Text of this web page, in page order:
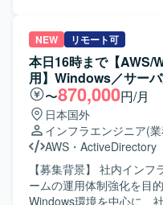
しいです。 新しいツール
前向きに取り組んでいただ
ジションの魅力】 大規模
て、標準化モデルやIaC実
わることができます。
イズ向けミドルウェアや
ールを実務で活用しなが
複数のOSや各種ミドルウ
要素に触れることで、イ
リア形成につなげていただけます。 【
RHEL、OracleLinux、
リティ専門家の指示のも
しながら、システム・IT
いただきます。自社IT環
ウド、ID管理、エンドポ
のヒアリングおよび現状
ム現状とのFit&Gap分析
出された課題に対する具
ログ取得・監視設定、ア
ート、システム部門・ベ
更指示・課題管理の実行
テム部門へ日常的にアプ
NEW リモート可
本日16時まで【AWS/
用】Windows／サー
〜870,000円/月
日本国外
インフラエンジニア(
AWS ・ ActiveDirectory
【募集背景】 社内イン
ームの運用体制強化を目的として
Windows環境を中心に、